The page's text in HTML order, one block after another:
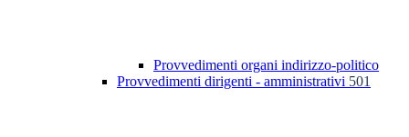
Provvedimenti organi indirizzo-politico
Provvedimenti dirigenti - amministrativi 501